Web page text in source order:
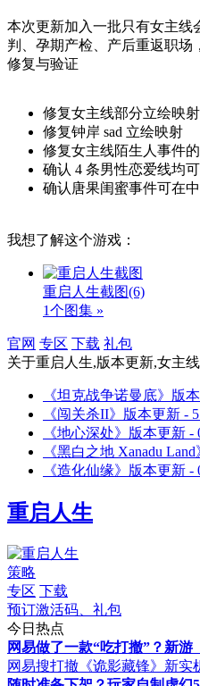
本次更新加入一批只有女主线
判、孕期产检、产后重返职场
修复与验证
修复女主线部分立绘映
修复钟岸 sad 立绘映射
修复女主线陌生人事件
确认 4 条男性恋爱线均
确认唐果闺蜜事件可在
我想了解这个游戏：
重启人生截图(6)
1个图集 »
官网 专区 下载 礼包
关于重启人生,版本更新,女主
《坦克战争诺曼底》版
《闯关杀II》版本更新 -
《地心深处》版本更新
《黑白之地 Xanadu
《造化仙缘》版本更新
重启人生
策略
专区 下载
预订激活码、礼包
今日热点
网易做了一款“吃打撤”？新游
网易搜打撤《诡影藏锋》新实